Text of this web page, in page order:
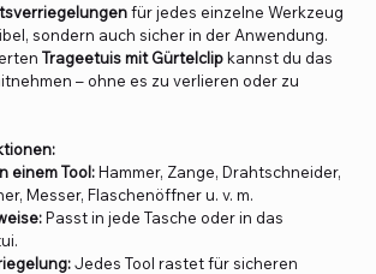
für jedes einzelne Werkzeug
sondern auch sicher in der Anwendung.
Trageetuis mit Gürtelclipkannst du das
– ohne es zu verlieren oder zu
einem Tool:Hammer, Zange, Drahtschneider,
Messer, Flaschenöffner u. v. m.
Passt in jede Tasche oder in das
Jedes Tool rastet für sicheren